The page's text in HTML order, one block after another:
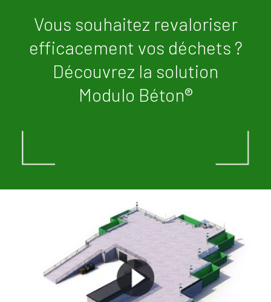
Vous souhaitez revaloriser
efficacement vos déchets ?
Découvrez la solution
Modulo Béton®